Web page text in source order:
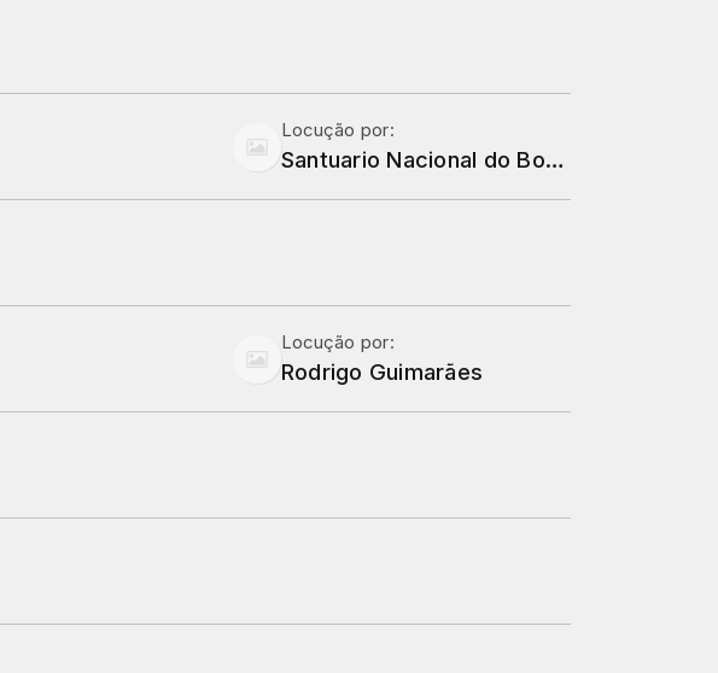
Locução por:
Santuario Nacional do Bom Jesus
Locução por:
Rodrigo Guimarães